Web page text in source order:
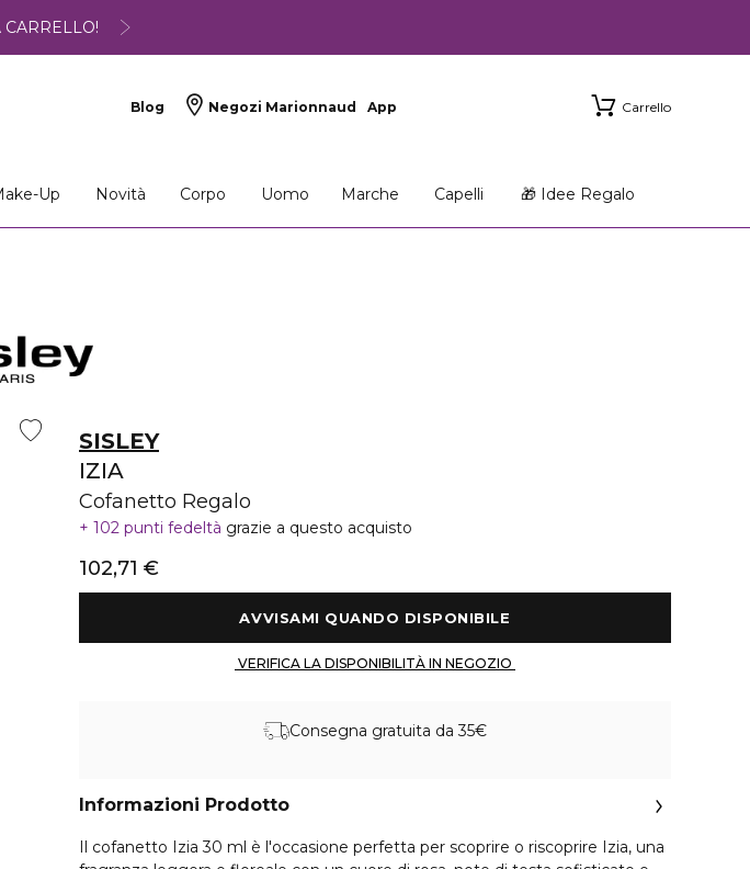
CARRELLO!
Blog Negozi Marionnaud App Carrello
Up Novità Corpo Uomo Marche Capelli 🎁 Idee Regalo
SISLEY
IZIA
Cofanetto Regalo
102 punti fedeltà grazie a questo acquisto
102,71 €
Consegna gratuita da 35€
Informazioni Prodotto
Il cofanetto Izia 30 ml è l'occasione perfetta per scoprire o riscoprire Izia, una